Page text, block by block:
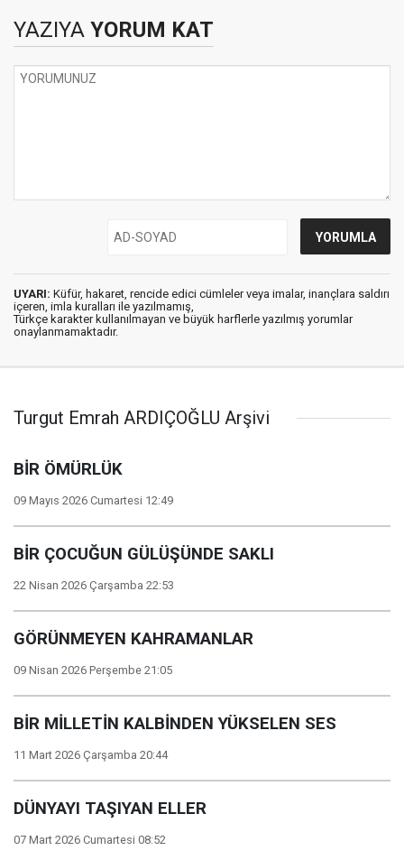
YAZIYA YORUM KAT
UYARI: Küfür, hakaret, rencide edici cümleler veya imalar, inançlara saldırı
içeren, imla kuralları ile yazılmamış,
Türkçe karakter kullanılmayan ve büyük harflerle yazılmış yorumlar
onaylanmamaktadır.
Turgut Emrah ARDIÇOĞLU Arşivi
BİR ÖMÜRLÜK
09 Mayıs 2026 Cumartesi 12:49
BİR ÇOCUĞUN GÜLÜŞÜNDE SAKLI
22 Nisan 2026 Çarşamba 22:53
GÖRÜNMEYEN KAHRAMANLAR
09 Nisan 2026 Perşembe 21:05
BİR MİLLETİN KALBİNDEN YÜKSELEN SES
11 Mart 2026 Çarşamba 20:44
DÜNYAYI TAŞIYAN ELLER
07 Mart 2026 Cumartesi 08:52